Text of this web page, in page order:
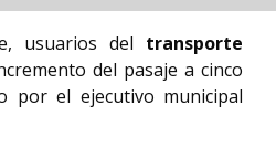
usuarios del transporte
del pasaje a cinco
por el ejecutivo municipal